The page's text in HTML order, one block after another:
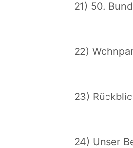
21) 50.
22)
23)
24) Unser